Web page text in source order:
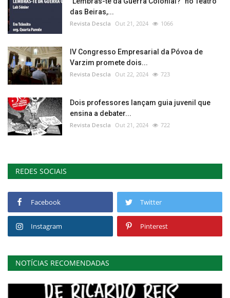
das Beiras,...
Revista Descla Out 21, 2024 1066
IV Congresso Empresarial da Póvoa de
Varzim promete dois...
Revista Descla Out 22, 2024 723
Dois professores lançam guia juvenil que
ensina a debater...
Revista Descla Out 21, 2024 722
REDES SOCIAIS
Facebook Twitter
Instagram Pinterest
NOTÍCIAS RECOMENDADAS